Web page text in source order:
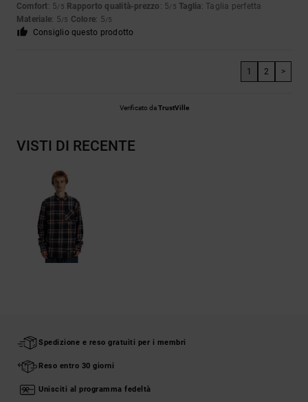
Comfort: 5/5 Rapporto qualità-prezzo : 5/5 Taglia: Taglia perfetta
Materiale: 5/5 Colore: 5/5
Consiglio questo prodotto
1 2 >
Verificato daTrustVille
VISTI DI RECENTE
Spedizione e reso gratuiti per i membri
Reso entro 30 giorni
Unisciti al programma fedeltà